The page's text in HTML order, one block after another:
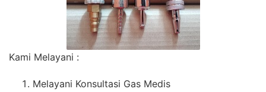
Kami Melayani :
Melayani Konsultasi Gas Medis